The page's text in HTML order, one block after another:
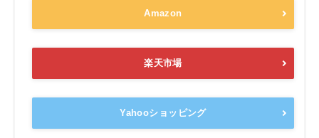
Amazon
楽天市場
Yahooショッピング